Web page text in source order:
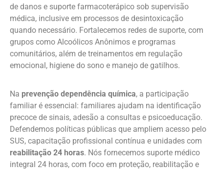
de danos e suporte farmacoterápico sob supervisão
médica, inclusive em processos de desintoxicação
quando necessário. Fortalecemos redes de suporte, com
grupos como Alcoólicos Anônimos e programas
comunitários, além de treinamentos em regulação
emocional, higiene do sono e manejo de gatilhos.
Na prevenção dependência química, a participação
familiar é essencial: familiares ajudam na identificação
precoce de sinais, adesão a consultas e psicoeducação.
Defendemos políticas públicas que ampliem acesso pelo
SUS, capacitação profissional contínua e unidades com
reabilitação 24 horas. Nós fornecemos suporte médico
integral 24 horas, com foco em proteção, reabilitação e